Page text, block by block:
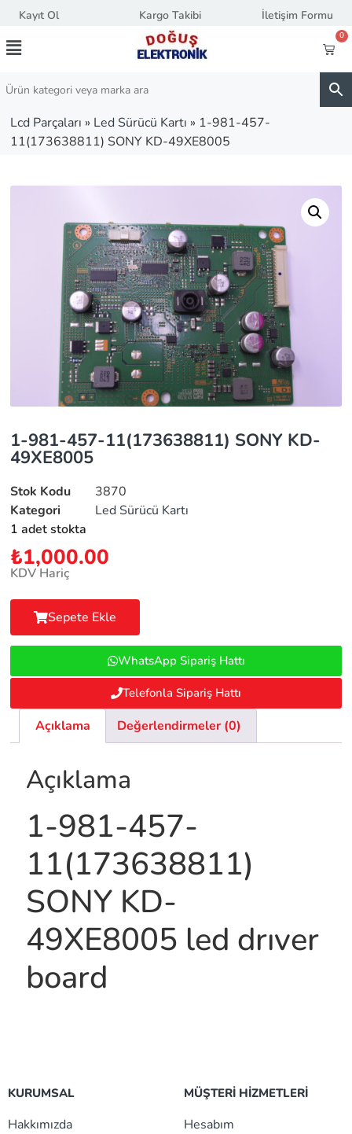
Kayıt Ol Kargo Takibi İletişim Formu
0
Lcd Parçaları » Led Sürücü Kartı » 1-981-457-
11(173638811) SONY KD-49XE8005
1-981-457-11(173638811) SONY KD-
49XE8005
Stok Kodu
3870
Kategori
Led Sürücü Kartı
1 adet stokta
₺1,000.00
KDV Hariç
Sepete Ekle
WhatsApp Sipariş Hattı
Telefonla Sipariş Hattı
Açıklama Değerlendirmeler (0)
Açıklama
1-981-457-
11(173638811)
SONY KD-
49XE8005 led drıver
board
KURUMSAL
Hakkımızda
MÜŞTERİ HİZMETLERİ
Hesabım